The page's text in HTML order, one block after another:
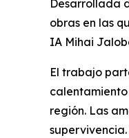
Desarrollada
obras en las
IA Mihai
El trabajo
región. Las